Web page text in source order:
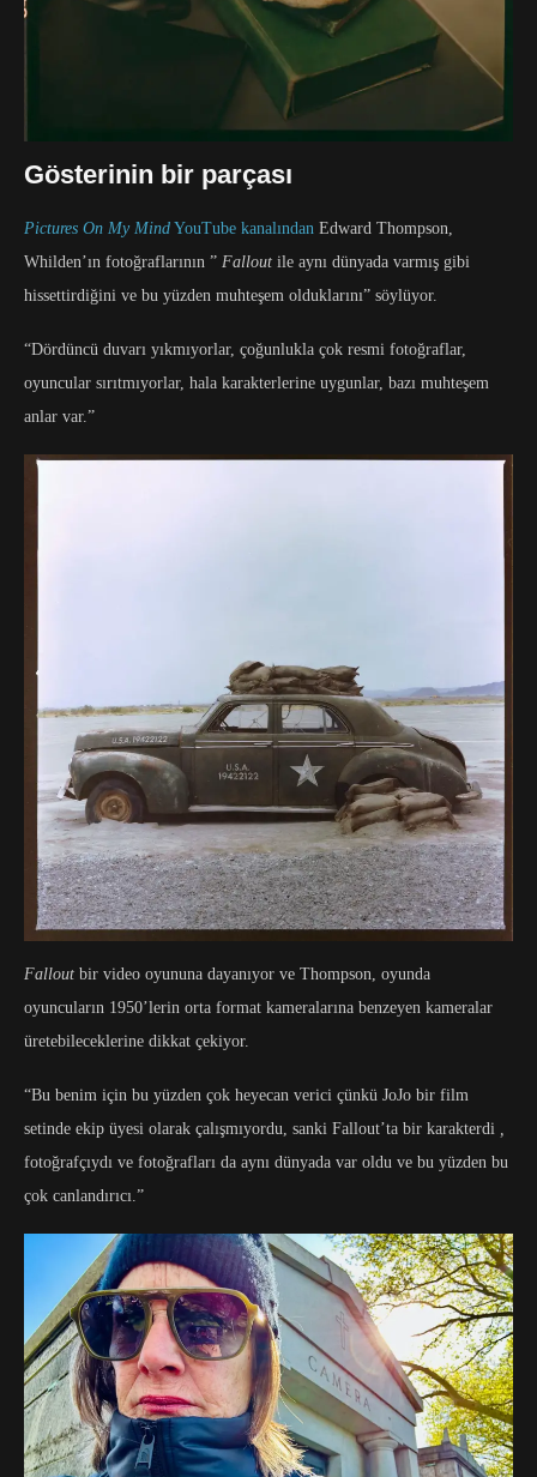
Gösterinin bir parçası
Pictures On My Mind YouTube kanalından Edward Thompson,
Whilden’ın fotoğraflarının ” Fallout ile aynı dünyada varmış gibi
hissettirdiğini ve bu yüzden muhteşem olduklarını” söylüyor.
“Dördüncü duvarı yıkmıyorlar, çoğunlukla çok resmi fotoğraflar,
oyuncular sırıtmıyorlar, hala karakterlerine uygunlar, bazı muhteşem
anlar var.”
Fallout bir video oyununa dayanıyor ve Thompson, oyunda
oyuncuların 1950’lerin orta format kameralarına benzeyen kameralar
üretebileceklerine dikkat çekiyor.
“Bu benim için bu yüzden çok heyecan verici çünkü JoJo bir film
setinde ekip üyesi olarak çalışmıyordu, sanki Fallout’ta bir karakterdi ,
fotoğrafçıydı ve fotoğrafları da aynı dünyada var oldu ve bu yüzden bu
çok canlandırıcı.”